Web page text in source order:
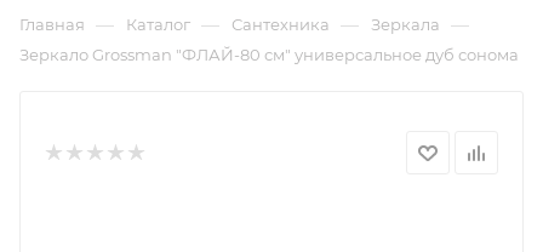
Главная — Каталог — Сантехника — Зеркала —
Зеркало Grossman "ФЛАЙ-80 см" универсальное дуб сонома